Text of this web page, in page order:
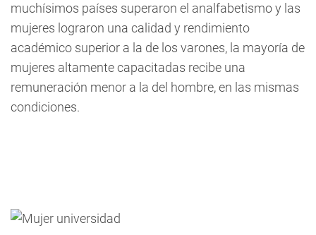
muchísimos países superaron el analfabetismo y las
mujeres lograron una calidad y rendimiento
académico superior a la de los varones, la mayoría de
mujeres altamente capacitadas recibe una
remuneración menor a la del hombre, en las mismas
condiciones.